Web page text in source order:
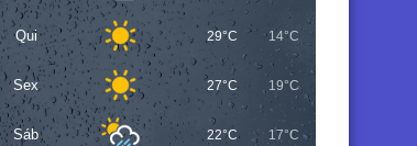
Qui 29°C 14°C
Sex 27°C 19°C
Sáb 22°C 17°C